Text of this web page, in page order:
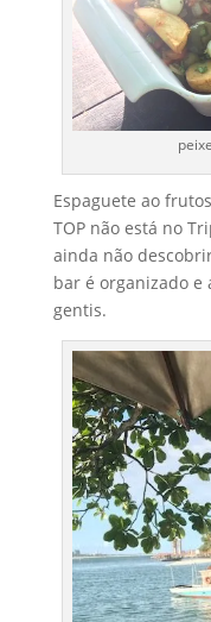
Espaguete ao
TOP não está no
ainda não
bar é organizado
gentis.